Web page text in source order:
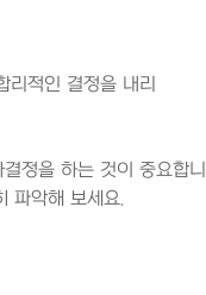
리적인 결정을 내리
정을 하는 것이 중요합니
파악해 보세요.